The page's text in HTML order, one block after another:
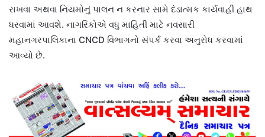
રાખવા અથવા નિયમોનું પાલન ન કરનાર સામે દંડાત્મક કાર્યવાહી હાથ
ધરવામાં આવશે. નાગરિકોએ વધુ માહિતી માટે નવસારી
મહાનગરપાલિકાના CNCD વિભાગનો સંપર્ક કરવા અનુરોધ કરવામાં
આવ્યો છે.